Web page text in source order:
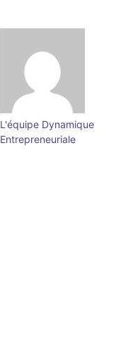
L'équipe Dynamique
Entrepreneuriale